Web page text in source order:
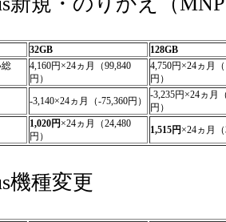
32GB
128GB
総
4,160円×24ヵ月（99,840
円）
4,750円×24ヵ月
円）
-3,140×24ヵ月（-75,360円）
-3,235円×24ヵ月
円）
1,020円 ×24ヵ月（24,480
円）
1,515円 ×24ヵ月
機種変更